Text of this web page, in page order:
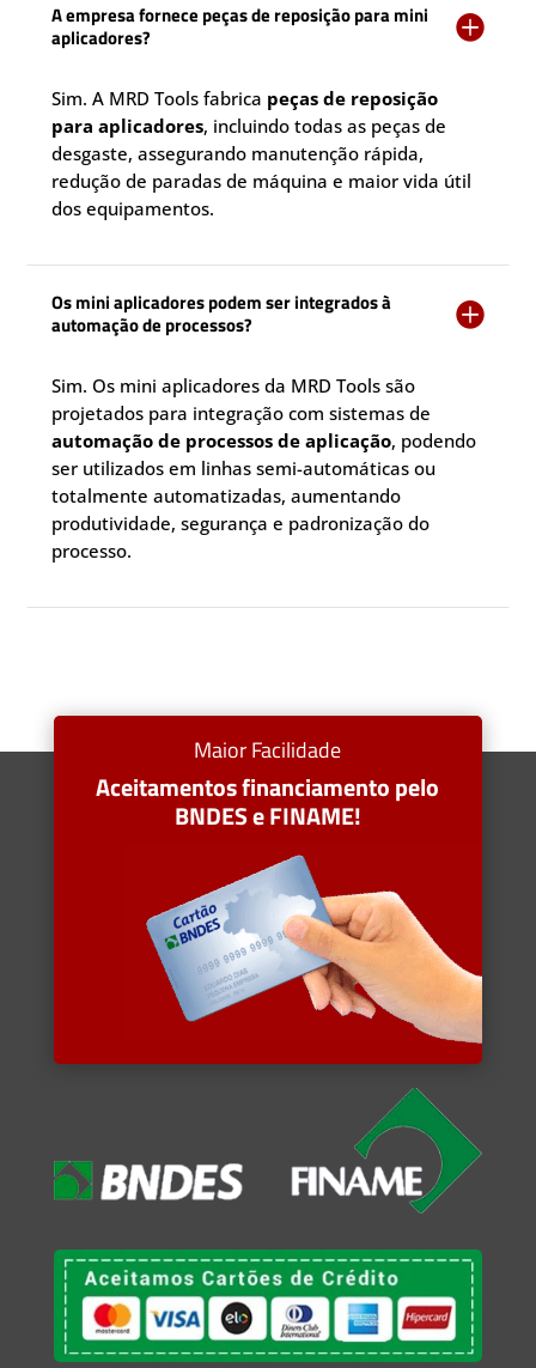
A empresa fornece peças de reposição para mini
aplicadores?

Sim. A MRD Tools fabrica peças de reposição
para aplicadores, incluindo todas as peças de
desgaste, assegurando manutenção rápida,
redução de paradas de máquina e maior vida útil
dos equipamentos.
Os mini aplicadores podem ser integrados à
automação de processos?

Sim. Os mini aplicadores da MRD Tools são
projetados para integração com sistemas de
automação de processos de aplicação, podendo
ser utilizados em linhas semi-automáticas ou
totalmente automatizadas, aumentando
produtividade, segurança e padronização do
processo.
Maior Facilidade
Aceitamentos financiamento pelo
BNDES e FINAME!